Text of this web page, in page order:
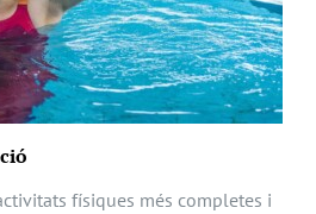
físiques més completes i